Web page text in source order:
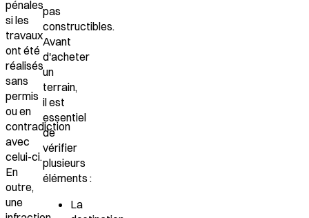
pénales
si les
travaux
ont été
réalisés
sans
permis
ou en
contradiction
avec
celui-ci.
En
outre,
une
pas
constructibles.
Avant
d'acheter
un
terrain,
il est
essentiel
de
vérifier
plusieurs
éléments :
La